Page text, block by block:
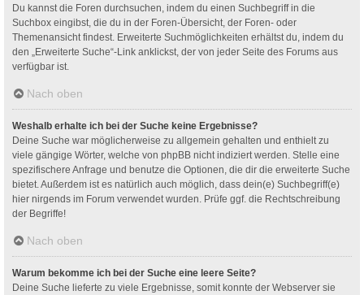
Du kannst die Foren durchsuchen, indem du einen Suchbegriff in die
Suchbox eingibst, die du in der Foren-Übersicht, der Foren- oder
Themenansicht findest. Erweiterte Suchmöglichkeiten erhältst du, indem du
den „Erweiterte Suche“-Link anklickst, der von jeder Seite des Forums aus
verfügbar ist.
Nach oben
Weshalb erhalte ich bei der Suche keine Ergebnisse?
Deine Suche war möglicherweise zu allgemein gehalten und enthielt zu
viele gängige Wörter, welche von phpBB nicht indiziert werden. Stelle eine
spezifischere Anfrage und benutze die Optionen, die dir die erweiterte Suche
bietet. Außerdem ist es natürlich auch möglich, dass dein(e) Suchbegriff(e)
hier nirgends im Forum verwendet wurden. Prüfe ggf. die Rechtschreibung
der Begriffe!
Nach oben
Warum bekomme ich bei der Suche eine leere Seite?
Deine Suche lieferte zu viele Ergebnisse, somit konnte der Webserver sie